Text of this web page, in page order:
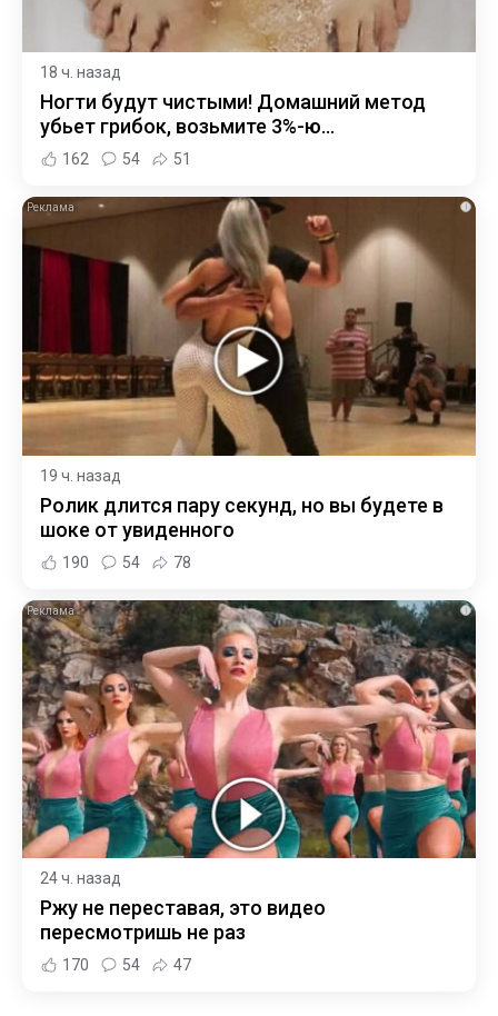
18 ч. назад
Ногти будут чистыми! Домашний метод
убьет грибок, возьмите 3%-ю…
162 54 51
i
19 ч. назад
Ролик длится пару секунд, но вы будете в
шоке от увиденного
190 54 78
i
24 ч. назад
Ржу не переставая, это видео
пересмотришь не раз
170 54 47